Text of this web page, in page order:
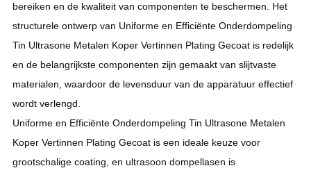
bereiken en de kwaliteit van componenten te beschermen. Het
structurele ontwerp van Uniforme en Efficiënte Onderdompeling
Tin Ultrasone Metalen Koper Vertinnen Plating Gecoat is redelijk
en de belangrijkste componenten zijn gemaakt van slijtvaste
materialen, waardoor de levensduur van de apparatuur effectief
wordt verlengd.
Uniforme en Efficiënte Onderdompeling Tin Ultrasone Metalen
Koper Vertinnen Plating Gecoat is een ideale keuze voor
grootschalige coating, en ultrasoon dompellasen is